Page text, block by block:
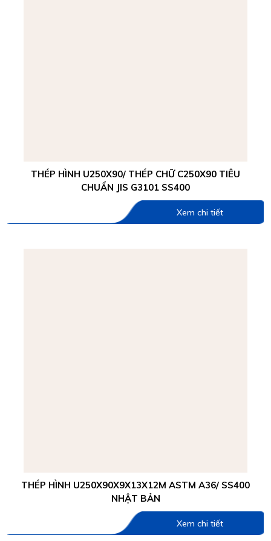
THÉP HÌNH U250X90/ THÉP CHỮ C250X90 TIÊU
CHUẨN JIS G3101 SS400
Xem chi tiết
THÉP HÌNH U250X90X9X13X12M ASTM A36/ SS400
NHẬT BẢN
Xem chi tiết